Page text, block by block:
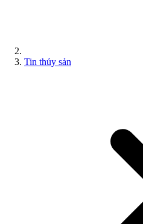
Tin thủy sản